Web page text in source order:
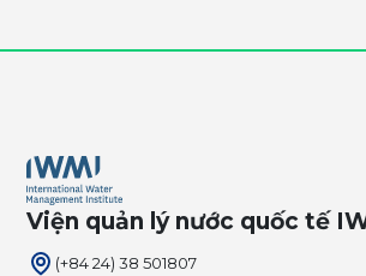
Viện quản lý nước quốc tế
(+84 24) 38 501807